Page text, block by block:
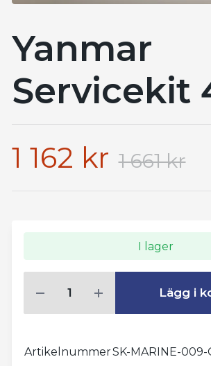
Yanmar
Servicekit
1 162 kr 1 661 kr
I lager
Lägg i
ArtikelnummerSK-MARINE-009-